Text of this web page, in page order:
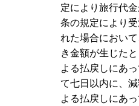
定により旅行代
条の規定により
れた場合におい
き金額が生じた
よる払戻しにあ
て七日以内に、
よる払戻しにあ